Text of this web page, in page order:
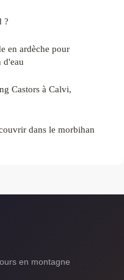
?
en ardèche pour
d'eau
Castors à Calvi,
dans le morbihan
en montagne